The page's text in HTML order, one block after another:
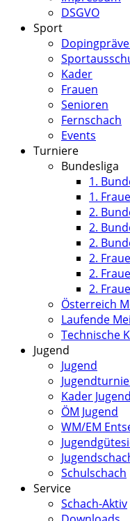
DSGVO
Sport
Kader
Frauen
Senioren
Fernschach
Events
Turniere
Bundesliga
1.
1.
2.
2.
2.
2.
2.
2.
Österreich
Laufende
Technische
Jugend
Jugend
Kader Jugend
ÖM Jugend
WM/EM
Schulschach
Service
Schach-Aktiv